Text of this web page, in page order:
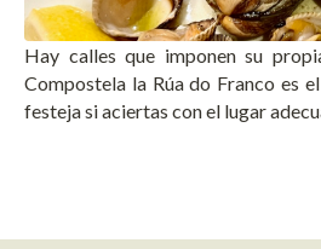
Hay calles que imponen su
Compostela la Rúa do Franco es
festeja si aciertas con el lugar